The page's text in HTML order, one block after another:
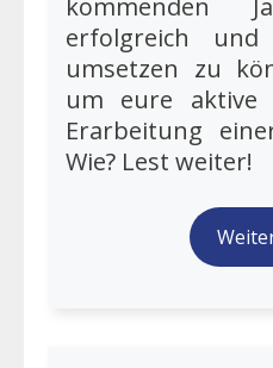
kommenden
erfolgreich
umsetzen zu
um eure
Erarbeitung
Wie? Lest weiter!